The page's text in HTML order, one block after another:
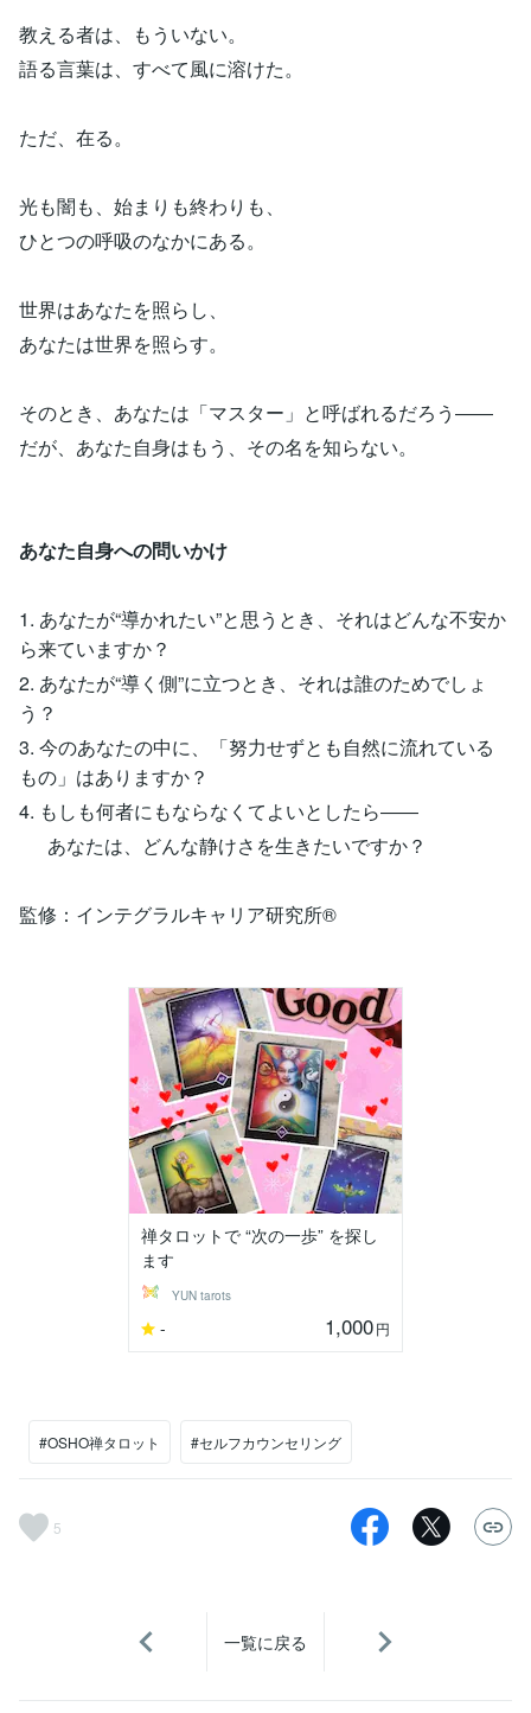
教える者は、もういない。
語る言葉は、すべて風に溶けた。
ただ、在る。
光も闇も、始まりも終わりも、
ひとつの呼吸のなかにある。
世界はあなたを照らし、
あなたは世界を照らす。
そのとき、あなたは「マスター」と呼ばれるだろう――
だが、あなた自身はもう、その名を知らない。
あなた自身への問いかけ
1. あなたが“導かれたい”と思うとき、それはどんな不安か
ら来ていますか？
2. あなたが“導く側”に立つとき、それは誰のためでしょ
う？
3. 今のあなたの中に、「努力せずとも自然に流れている
もの」はありますか？
4. もしも何者にもならなくてよいとしたら――
あなたは、どんな静けさを生きたいですか？
監修：インテグラルキャリア研究所®
禅タロットで “次の一歩” を探し
ます
YUN tarots
- 1,000円
#OSHO禅タロット #セルフカウンセリング
5
一覧に戻る